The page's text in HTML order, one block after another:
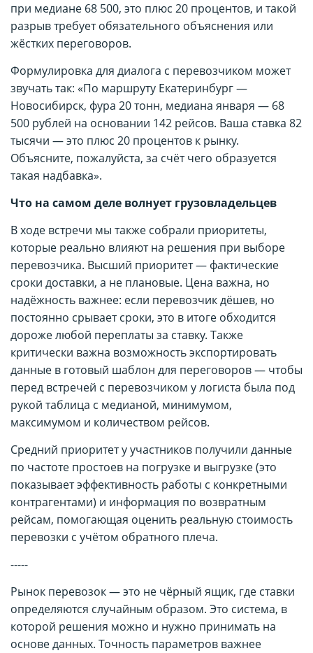
при медиане 68 500, это плюс 20 процентов, и такой
разрыв требует обязательного объяснения или
жёстких переговоров.
Формулировка для диалога с перевозчиком может
звучать так: «По маршруту Екатеринбург —
Новосибирск, фура 20 тонн, медиана января — 68
500 рублей на основании 142 рейсов. Ваша ставка 82
тысячи — это плюс 20 процентов к рынку.
Объясните, пожалуйста, за счёт чего образуется
такая надбавка».
Что на самом деле волнует грузовладельцев
В ходе встречи мы также собрали приоритеты,
которые реально влияют на решения при выборе
перевозчика. Высший приоритет — фактические
сроки доставки, а не плановые. Цена важна, но
надёжность важнее: если перевозчик дёшев, но
постоянно срывает сроки, это в итоге обходится
дороже любой переплаты за ставку. Также
критически важна возможность экспортировать
данные в готовый шаблон для переговоров — чтобы
перед встречей с перевозчиком у логиста была под
рукой таблица с медианой, минимумом,
максимумом и количеством рейсов.
Средний приоритет у участников получили данные
по частоте простоев на погрузке и выгрузке (это
показывает эффективность работы с конкретными
контрагентами) и информация по возвратным
рейсам, помогающая оценить реальную стоимость
перевозки с учётом обратного плеча.
-----
Рынок перевозок — это не чёрный ящик, где ставки
определяются случайным образом. Это система, в
которой решения можно и нужно принимать на
основе данных. Точность параметров важнее